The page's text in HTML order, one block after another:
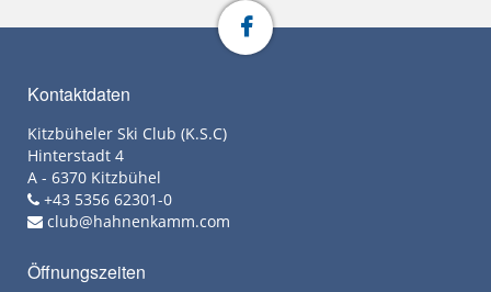
Kontaktdaten
Kitzbüheler Ski Club (K.S.C)
Hinterstadt 4
A - 6370 Kitzbühel
+43 5356 62301-0
club@hahnenkamm.com
Öffnungszeiten